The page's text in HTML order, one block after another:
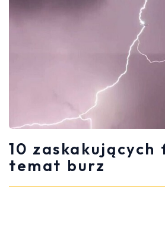
10 zaskakujących
temat burz